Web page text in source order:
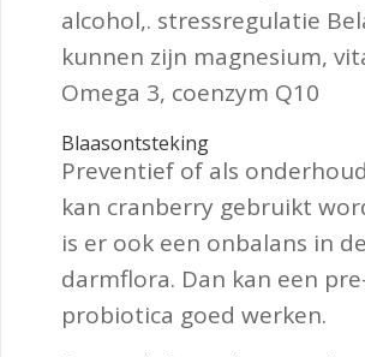
alcohol,. stressregulatie
kunnen zijn magnesium,
Omega 3, coenzym Q10
Blaasontsteking
Preventief of als
kan cranberry gebruikt
is er ook een onbalans in de
darmflora. Dan kan een
probiotica goed werken.